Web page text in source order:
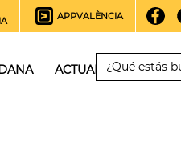
APPVALÈNCIA
ACTUALIDAD